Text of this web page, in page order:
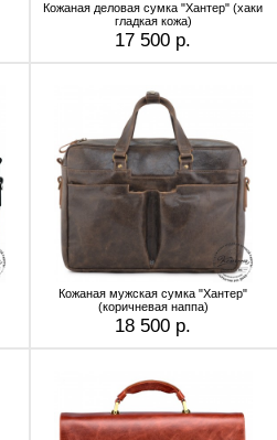
Кожаная деловая сумка "Хантер" (хаки
гладкая кожа)
17 500 р.
Кожаная мужская сумка "Хантер"
(коричневая наппа)
18 500 р.